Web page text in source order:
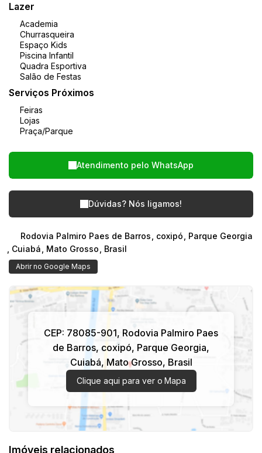
Lazer
Academia
Churrasqueira
Espaço Kids
Piscina Infantil
Quadra Esportiva
Salão de Festas
Serviços Próximos
Feiras
Lojas
Praça/Parque
Atendimento pelo WhatsApp
Dúvidas? Nós ligamos!
Rodovia Palmiro Paes de Barros coxipó
Parque Georgia
Cuiabá Mato Grosso Brasil
Abrir no Google Maps
CEP: 78085-901, Rodovia Palmiro Paes
de Barros, coxipó, Parque Georgia,
Cuiabá, Mato Grosso, Brasil
Clique aqui para ver o Mapa
Imóveis relacionados